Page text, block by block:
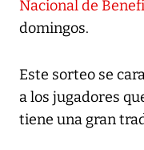
Nacional de
domingos.
Este sorteo se
a los jugadores
tiene una gran